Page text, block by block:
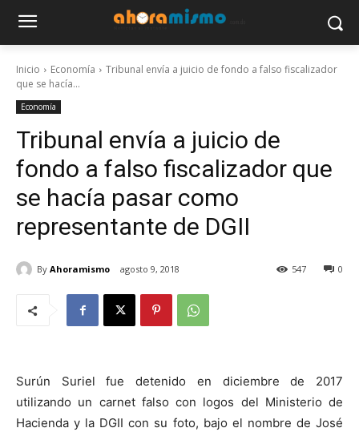
Inicio Economía
Tribunal envía a juicio de fondo a falso fiscalizador
que se hacía...
Economía
Tribunal envía a juicio de
fondo a falso fiscalizador que
se hacía pasar como
representante de DGII
By Ahoramismo agosto 9, 2018 0
547
Surún Suriel fue detenido en diciembre de 2017
utilizando un carnet falso con logos del Ministerio de
Hacienda y la DGII con su foto, bajo el nombre de José